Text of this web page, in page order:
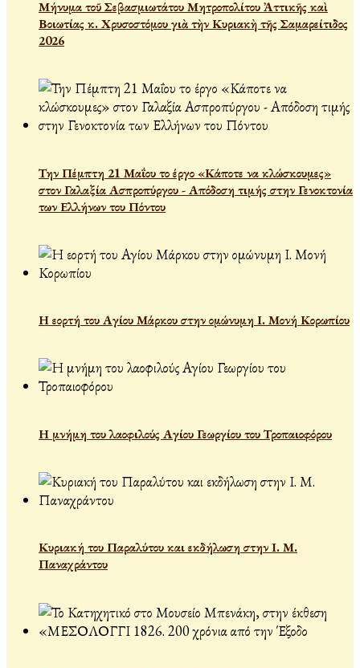
Μήνυμα τοῦ Σεβασμιωτάτου Μητροπολίτου Ἀττικῆς καὶ
Βοιωτίας κ. Χρυσοστόμου γιὰ τὴν Κυριακὴ τῆς Σαμαρείτιδος
2026
Την Πέμπτη 21 Μαΐου το έργο «Κάποτε να κλώσκουμες»
στον Γαλαξία Ασπροπύργου - Απόδοση τιμής στην Γενοκτονία
των Ελλήνων του Πόντου
Η εορτή του Αγίου Μάρκου στην ομώνυμη Ι. Μονή Κορωπίου
Η μνήμη του λαοφιλούς Αγίου Γεωργίου του Τροπαιοφόρου
Κυριακή του Παραλύτου και εκδήλωση στην Ι. Μ.
Παναχράντου